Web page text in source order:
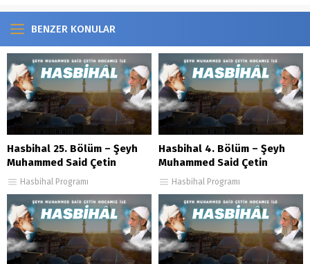
BENZER KONULAR
Hasbihal 25. Bölüm – Şeyh
Muhammed Said Çetin
Hasbihal Programı
Hasbihal 4. Bölüm – Şeyh
Muhammed Said Çetin
Hasbihal Programı